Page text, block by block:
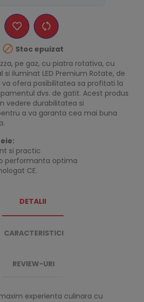
 Stoc epuizat
pe gaz, cu piatra rotativa, cu
iluminat LED Premium Rotate, de
va ofera posibilitatea sa profitati la
dvs. de gatit. Acest produs
vedere durabilitatea si
a va garanta cea mai buna
si practic
performanta optima
CE.
DETALII
CARACTERISTICI
REVIEW-URI
experienta culinara cu